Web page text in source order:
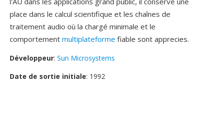
place dans le calcul scientifique et les chaînes de
traitement audio où la chargé minimale et le
comportement multiplateforme fiable sont apprecies.
Développeur: Sun Microsystems
Date de sortie initiale: 1992